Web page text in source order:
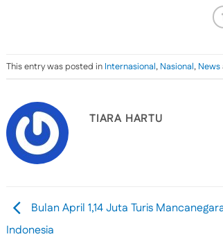
This entry was posted in Internasional, Nasional, News
TIARA HARTU
Bulan April 1,14 Juta Turis
Indonesia